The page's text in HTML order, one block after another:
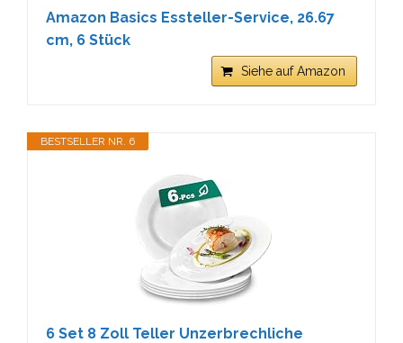
Amazon Basics Essteller-Service, 26.67
cm, 6 Stück
Siehe auf Amazon
BESTSELLER NR. 6
6 Set 8 Zoll Teller Unzerbrechliche